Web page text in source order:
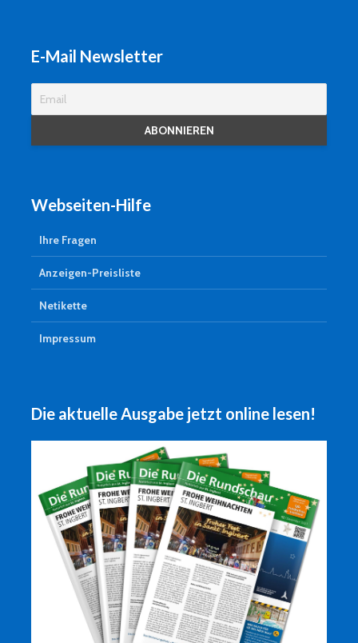
E-Mail Newsletter
Webseiten-Hilfe
Ihre Fragen
Anzeigen-Preisliste
Netikette
Impressum
Die aktuelle Ausgabe jetzt online lesen!